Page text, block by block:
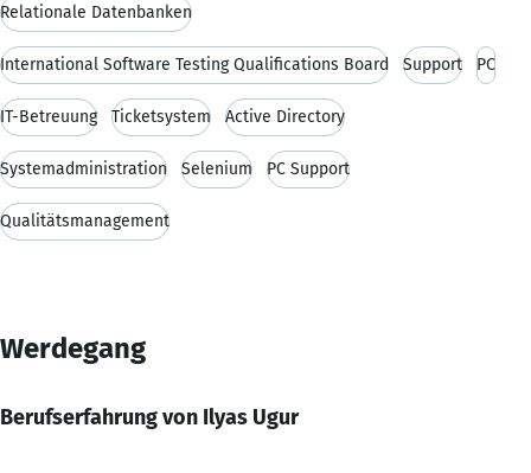
Relationale Datenbanken
International Software Testing Qualifications Board Support PC
IT-Betreuung Ticketsystem Active Directory
Systemadministration Selenium PC Support
Qualitätsmanagement
Werdegang
Berufserfahrung von Ilyas Ugur